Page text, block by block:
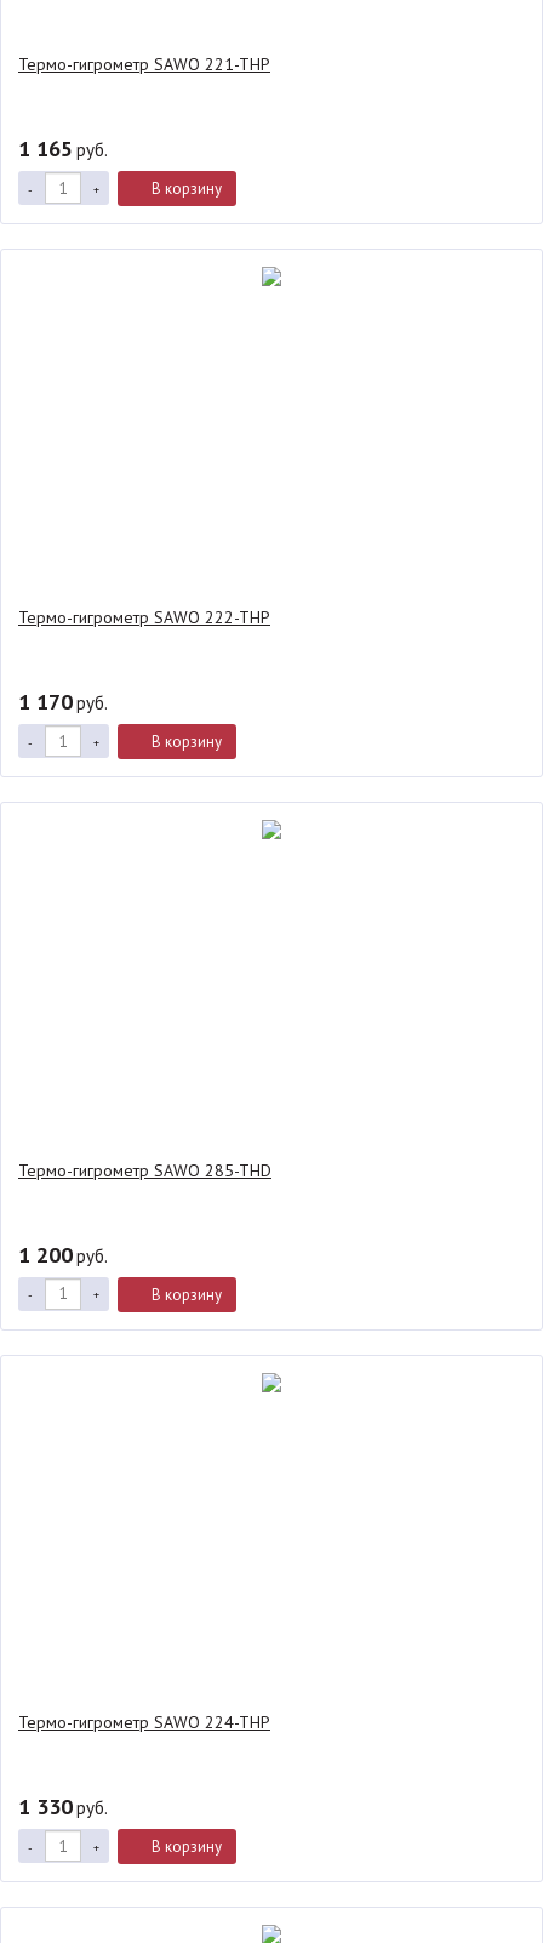
Термо-гигрометр SAWO 221-THP
1 165 руб.
- + В корзину
Термо-гигрометр SAWO 222-THP
1 170руб.
- + В корзину
Термо-гигрометр SAWO 285-THD
1 200руб.
- + В корзину
Термо-гигрометр SAWO 224-THP
1 330руб.
- + В корзину